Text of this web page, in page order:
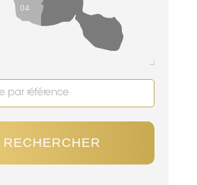
04
RECHERCHER